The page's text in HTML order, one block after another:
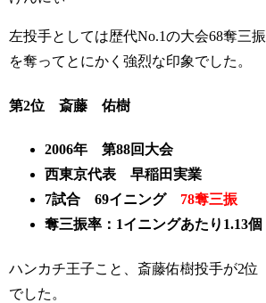
左投手としては歴代No.1の大会68奪三振
を奪ってとにかく強烈な印象でした。
第2位 斎藤 佑樹
2006年 第88回大会
西東京代表 早稲田実業
7試合 69イニング 78奪三振
奪三振率：1イニングあたり1.13個
ハンカチ王子こと、斎藤佑樹投手が2位
でした。